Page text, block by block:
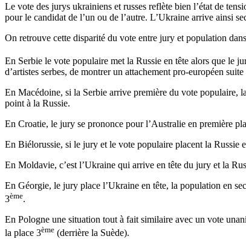
Le vote des jurys ukrainiens et russes reflète bien l’état de
pour le candidat de l’un ou de l’autre. L’Ukraine arrive ainsi
On retrouve cette disparité du vote entre jury et population
En Serbie le vote populaire met la Russie en tête alors que le
d’artistes serbes, de montrer un attachement pro-européen
En Macédoine, si la Serbie arrive première du vote populaire,
point à la Russie.
En Croatie, le jury se prononce pour l’Australie en première
En Biélorussie, si le jury et le vote populaire placent la Russie
En Moldavie, c’est l’Ukraine qui arrive en tête du jury et la
En Géorgie, le jury place l’Ukraine en tête, la population en
3ème.
En Pologne une situation tout à fait similaire avec un vote
la place 3ème (derrière la Suède).